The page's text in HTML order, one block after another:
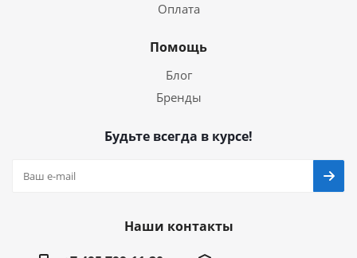
Оплата
Помощь
Блог
Бренды
Будьте всегда в курсе!
Наши контакты